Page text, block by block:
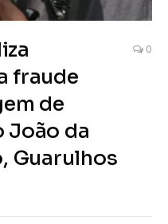
fraude
de
João da
Guarulhos
0